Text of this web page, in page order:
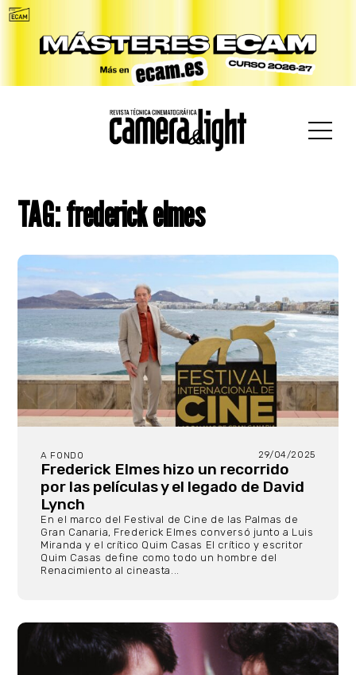
TAG: frederick elmes
A FONDO 29/04/2025
Frederick Elmes hizo un recorrido
por las películas y el legado de David
Lynch
En el marco del Festival de Cine de las Palmas de
Gran Canaria, Frederick Elmes conversó junto a Luis
Miranda y el crítico Quim Casas El crítico y escritor
Quim Casas define como todo un hombre del
Renacimiento al cineasta...